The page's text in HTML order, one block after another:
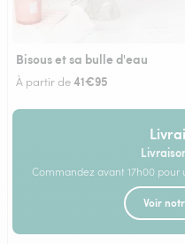
Bisous et sa bulle d'eau
À partir de41€95
Commandez avant 17h00
Voir